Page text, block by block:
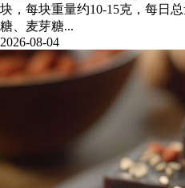
块，每块重量约10-15克，每日
糖、麦芽糖...
2026-08-04